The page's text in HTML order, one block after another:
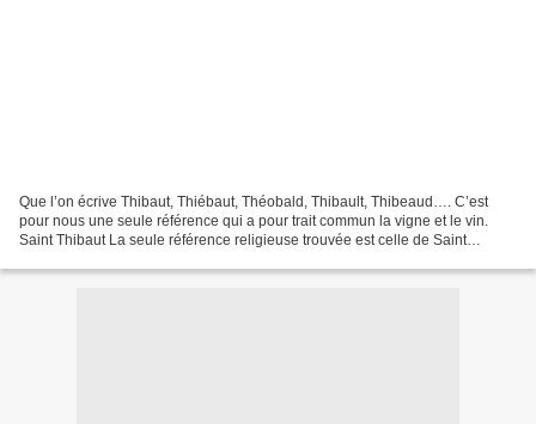
Que l’on écrive Thibaut, Thiébaut, Théobald, Thibault, Thibeaud…. C’est
pour nous une seule référence qui a pour trait commun la vigne et le vin.
Saint Thibaut La seule référence religieuse trouvée est celle de Saint